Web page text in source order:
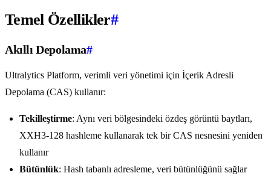
Temel Özellikler#
Akıllı Depolama#
Ultralytics Platform, verimli veri yönetimi için İçerik Adresli
Depolama (CAS) kullanır:
Tekilleştirme: Aynı veri bölgesindeki özdeş görüntü baytları,
XXH3-128 hashleme kullanarak tek bir CAS nesnesini yeniden
kullanır
Bütünlük: Hash tabanlı adresleme, veri bütünlüğünü sağlar